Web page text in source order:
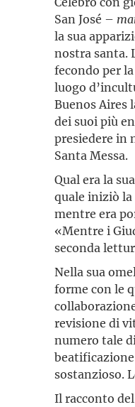
San José –
la sua
nostra santa.
fecondo per
luogo
Buenos Aires
dei suoi più
presiedere in
Santa Messa.
Qual era la
quale iniziò la
mentre era
«Mentre i
seconda
Nella sua
forme con le
revisione di
numero tale
sostanzioso.
Il racconto